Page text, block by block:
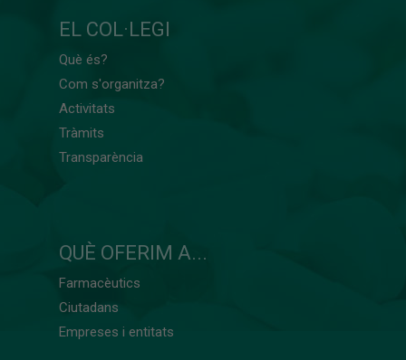
EL COL·LEGI
Què és?
Com s'organitza?
Activitats
Tràmits
Transparència
QUÈ OFERIM A...
Farmacèutics
Ciutadans
Empreses i entitats